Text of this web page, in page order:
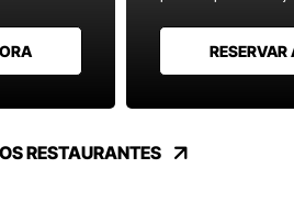
RESERVAR
RESTAURANTES